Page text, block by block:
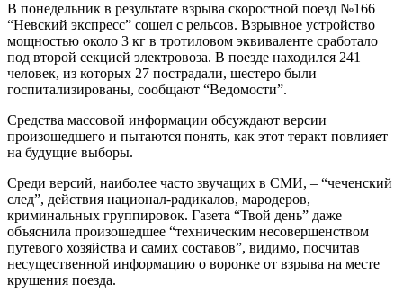
В понедельник в результате взрыва скоростной поезд №166
“Невский экспресс” сошел с рельсов. Взрывное устройство
мощностью около 3 кг в тротиловом эквиваленте сработало
под второй секцией электровоза. В поезде находился 241
человек, из которых 27 пострадали, шестеро были
госпитализированы, сообщают “Ведомости”.
Средства массовой информации обсуждают версии
произошедшего и пытаются понять, как этот теракт повлияет
на будущие выборы.
Среди версий, наиболее часто звучащих в СМИ, – “чеченский
след”, действия национал-радикалов, мародеров,
криминальных группировок. Газета “Твой день” даже
объяснила произошедшее “техническим несовершенством
путевого хозяйства и самих составов”, видимо, посчитав
несущественной информацию о воронке от взрыва на месте
крушения поезда.